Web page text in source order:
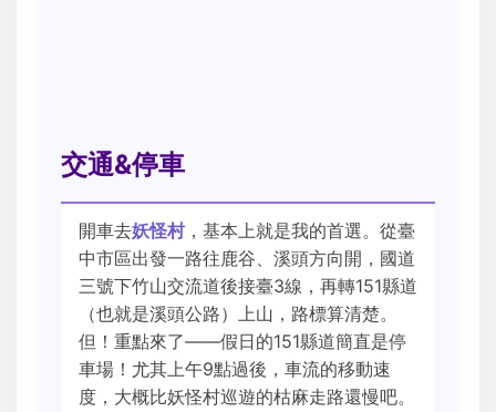
交通&停車
開車去妖怪村，基本上就是我的首選。從臺
中市區出發一路往鹿谷、溪頭方向開，國道
三號下竹山交流道後接臺3線，再轉151縣道
（也就是溪頭公路）上山，路標算清楚。
但！重點來了——假日的151縣道簡直是停
車場！尤其上午9點過後，車流的移動速
度，大概比妖怪村巡遊的枯麻走路還慢吧。